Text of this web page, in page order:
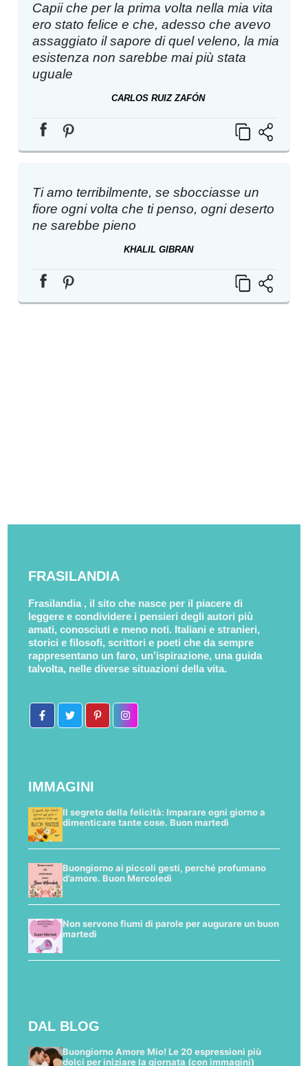
Capii che per la prima volta nella mia vita
ero stato felice e che, adesso che avevo
assaggiato il sapore di quel veleno, la mia
esistenza non sarebbe mai più stata
uguale
CARLOS RUIZ ZAFÓN
Ti amo terribilmente, se sbocciasse un
fiore ogni volta che ti penso, ogni deserto
ne sarebbe pieno
KHALIL GIBRAN
FRASILANDIA
Frasilandia , il sito che nasce per il piacere di
leggere e condividere i pensieri degli autori più
amati, conosciuti e meno noti. Italiani e stranieri,
storici e filosofi, scrittori e poeti che da sempre
rappresentano un faro, un’ispirazione, una guida
talvolta, nelle diverse situazioni della vita.
IMMAGINI
Il segreto della felicità: Imparare ogni giorno a
dimenticare tante cose. Buon martedì
Buongiorno ai piccoli gesti, perché profumano
d’amore. Buon Mercoledì
Non servono fiumi di parole per augurare un buon
martedì
DAL BLOG
Buongiorno Amore Mio! Le 20 espressioni più
dolci per iniziare la giornata (con immagini)